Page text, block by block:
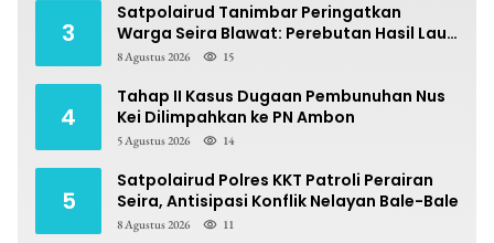
3
Satpolairud Tanimbar Peringatkan
Warga Seira Blawat: Perebutan Hasil Laut
Berpotensi Pidana
8 Agustus 2026 15
4
Tahap II Kasus Dugaan Pembunuhan Nus
Kei Dilimpahkan ke PN Ambon
5 Agustus 2026 14
5
Satpolairud Polres KKT Patroli Perairan
Seira, Antisipasi Konflik Nelayan Bale-Bale
8 Agustus 2026 11